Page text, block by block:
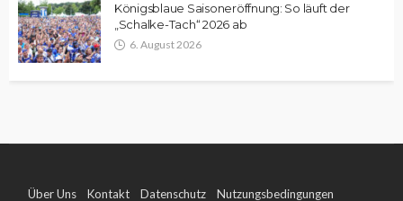
Königsblaue Saisoneröffnung: So läuft der
„Schalke-Tach“ 2026 ab
6. August 2026
Über Uns Kontakt Datenschutz Nutzungsbedingungen